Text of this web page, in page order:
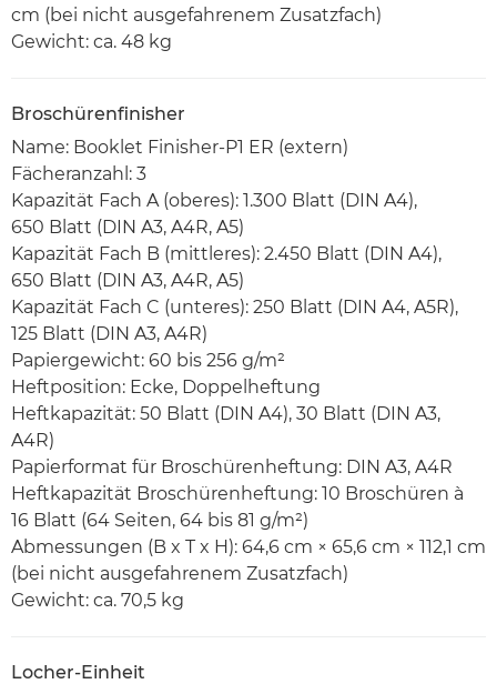
cm (bei nicht ausgefahrenem Zusatzfach)
Gewicht: ca. 48 kg
Broschürenfinisher
Name: Booklet Finisher-P1 ER (extern)
Fächeranzahl: 3
Kapazität Fach A (oberes): 1.300 Blatt (DIN A4),
650 Blatt (DIN A3, A4R, A5)
Kapazität Fach B (mittleres): 2.450 Blatt (DIN A4),
650 Blatt (DIN A3, A4R, A5)
Kapazität Fach C (unteres): 250 Blatt (DIN A4, A5R),
125 Blatt (DIN A3, A4R)
Papiergewicht: 60 bis 256 g/m²
Heftposition: Ecke, Doppelheftung
Heftkapazität: 50 Blatt (DIN A4), 30 Blatt (DIN A3,
A4R)
Papierformat für Broschürenheftung: DIN A3, A4R
Heftkapazität Broschürenheftung: 10 Broschüren à
16 Blatt (64 Seiten, 64 bis 81 g/m²)
Abmessungen (B x T x H): 64,6 cm × 65,6 cm × 112,1 cm
(bei nicht ausgefahrenem Zusatzfach)
Gewicht: ca. 70,5 kg
Locher-Einheit